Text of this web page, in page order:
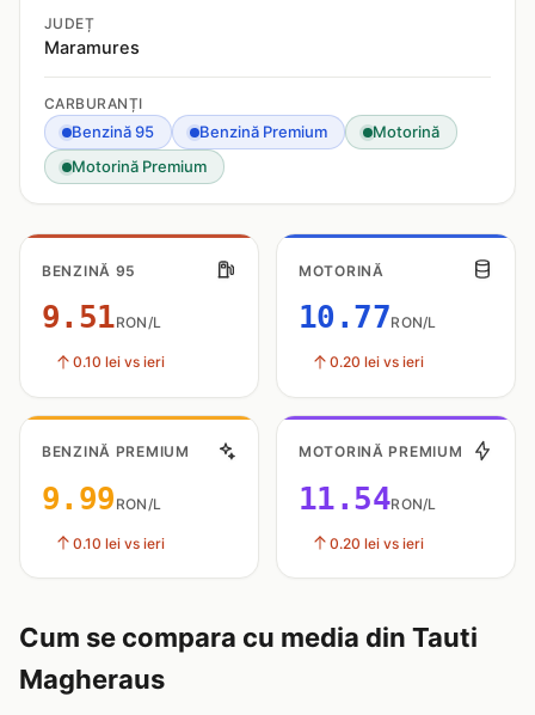
JUDEȚ
Maramures
CARBURANȚI
Benzină 95 Benzină Premium
Motorină
Motorină Premium
BENZINĂ 95
9.51RON/L
0.10 lei vs ieri
MOTORINĂ
10.77RON/L
0.20 lei vs ieri
BENZINĂ PREMIUM
9.99 RON/L
0.10 lei vs ieri
MOTORINĂ PREMIUM
11.54RON/L
0.20 lei vs ieri
Cum se compara cu media din Tauti
Magheraus